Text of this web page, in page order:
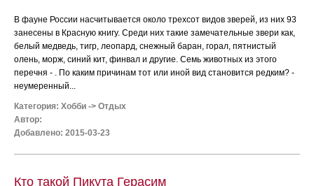
В фауне России насчитывается около трехсот видов зверей, из них 93
занесены в Красную книгу. Среди них такие замечательные звери как,
белый медведь, тигр, леопард, снежный баран, горал, пятнистый
олень, морж, синий кит, финвал и другие. Семь животных из этого
перечня - . По каким причинам тот или иной вид становится редким? -
неумеренный...
Категория: Хобби -> Отдых
Автор:
Добавлено: 2015-03-23
Кто такой Пикута Герасим